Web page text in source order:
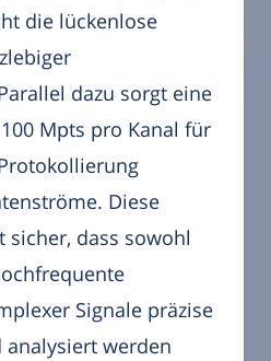
die lückenlose
dazu sorgt eine
Mpts pro Kanal für
Diese
dass sowohl
Signale präzise
werden